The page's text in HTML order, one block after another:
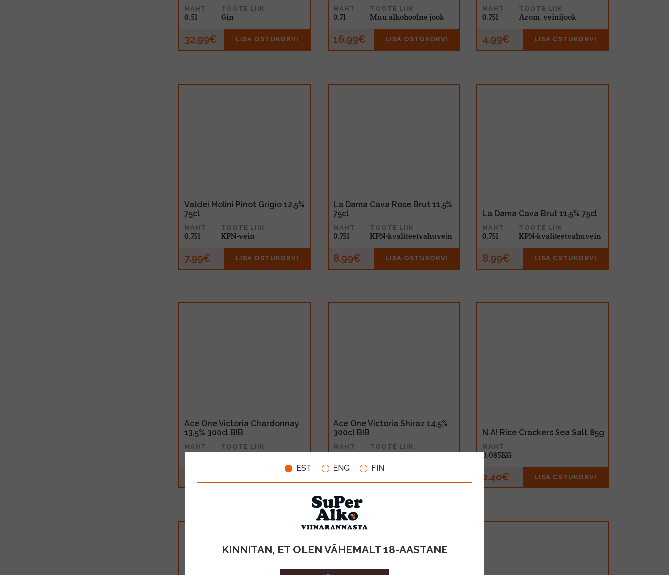
EST ENG FIN
KINNITAN, ET OLEN VÄHEMALT 18-AASTANE
MAHT
0.5l
TOOTE LIIK
Gin
32.99€ LISA OSTUKORVI
MAHT
0.7l
TOOTE LIIK
Muu alkohoolne jook
16.99€ LISA OSTUKORVI
MAHT
0.75l
TOOTE LIIK
Arom. veinijook
4.99€ LISA OSTUKORVI
Valdei Molini Pinot Grigio 12,5%
75cl
MAHT
0.75l
TOOTE LIIK
KPN-vein
7.99€ LISA OSTUKORVI
La Dama Cava Rose Brut 11,5%
75cl
MAHT
0.75l
TOOTE LIIK
KPN-kvaliteetvahuvein
8.99€ LISA OSTUKORVI
La Dama Cava Brut 11,5% 75cl
MAHT
0.75l
TOOTE LIIK
KPN-kvaliteetvahuvein
8.99€ LISA OSTUKORVI
Ace One Victoria Chardonnay
13,5% 300cl BIB
MAHT
3l
TOOTE LIIK
20.99€
Ace One Victoria Shiraz 14,5%
300cl BIB
MAHT
TOOTE LIIK
N.A! Rice Crackers Sea Salt 85g
MAHT
0.085KG
2.40€ LISA OSTUKORVI